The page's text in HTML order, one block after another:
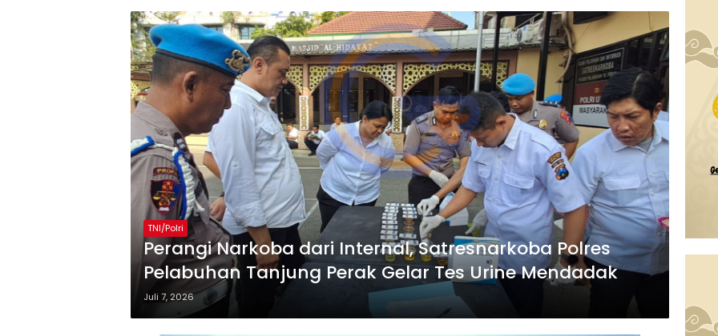
TNI/Polri
Perangi Narkoba dari Internal, Satresnarkoba Polres
Pelabuhan Tanjung Perak Gelar Tes Urine Mendadak
Juli 7, 2026